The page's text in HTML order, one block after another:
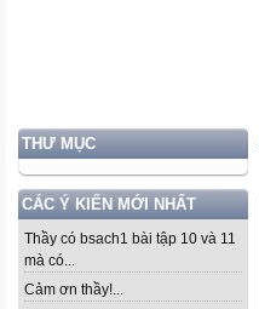
THƯ MỤC
CÁC Ý KIẾN MỚI NHẤT
Thầy có bsach1 bài tập 10 và 11
mà có...
Cảm ơn thầy!...